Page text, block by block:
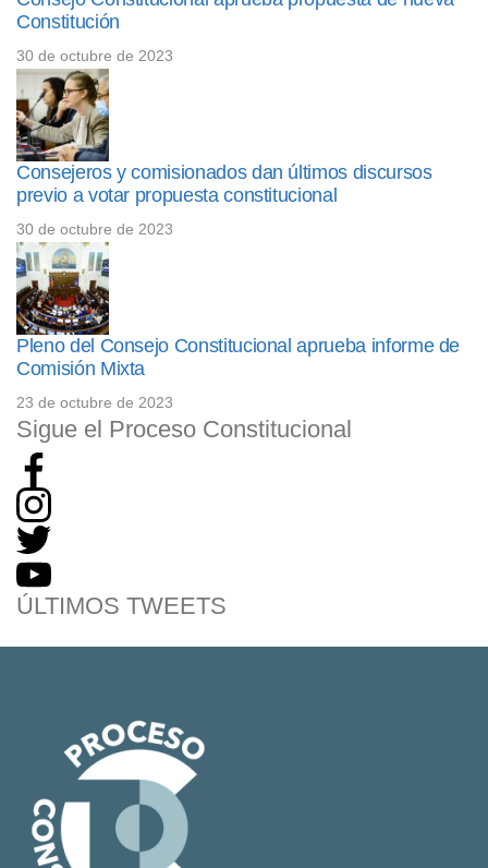
Constitución
30 de octubre de 2023
Consejeros y comisionados dan últimos discursos
previo a votar propuesta constitucional
30 de octubre de 2023
Pleno del Consejo Constitucional aprueba informe de
Comisión Mixta
23 de octubre de 2023
Sigue el Proceso Constitucional
ÚLTIMOS TWEETS